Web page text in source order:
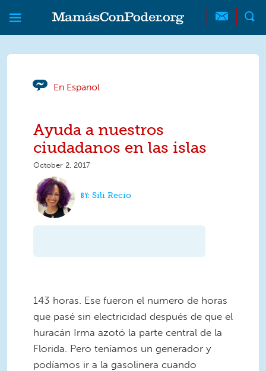
Skip to main content
Skip to main content
MamásConPoder
En Espanol
Ayuda a nuestros
ciudadanos en las islas
October 2, 2017
Sili Recio
143 horas. Ese fueron el numero de horas
que pasé sin electricidad después de que el
huracán Irma azotó la parte central de la
Florida. Pero teníamos un generador y
podíamos ir a la gasolinera cuando